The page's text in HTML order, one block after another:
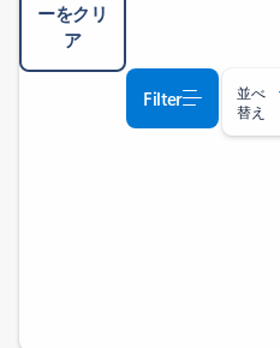
ーをクリ
ア
Filter
並べ
替え